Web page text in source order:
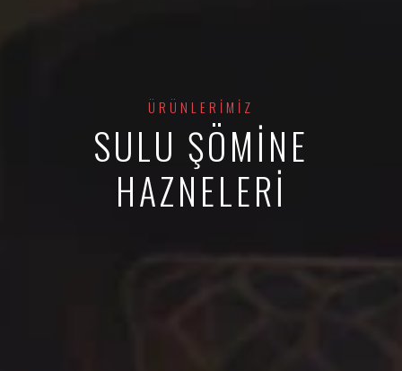
ÜRÜNLERIMIZ
SULU ŞÖMINE
HAZNELERI